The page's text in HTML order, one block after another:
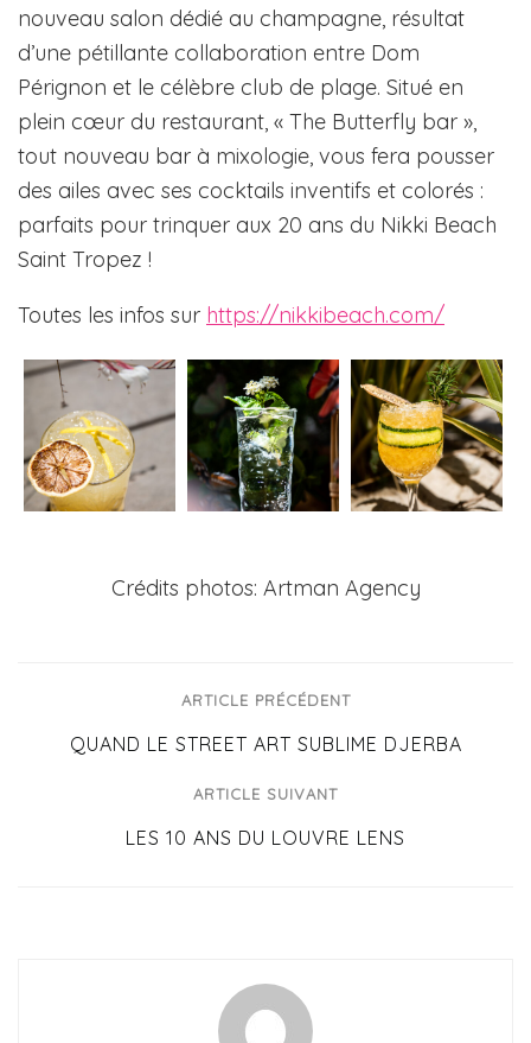
nouveau salon dédié au champagne, résultat
d’une pétillante collaboration entre Dom
Pérignon et le célèbre club de plage. Situé en
plein cœur du restaurant, « The Butterfly bar »,
tout nouveau bar à mixologie, vous fera pousser
des ailes avec ses cocktails inventifs et colorés :
parfaits pour trinquer aux 20 ans du Nikki Beach
Saint Tropez !
Toutes les infos sur https://nikkibeach.com/
Crédits photos: Artman Agency
ARTICLE PRÉCÉDENT
QUAND LE STREET ART SUBLIME DJERBA
ARTICLE SUIVANT
LES 10 ANS DU LOUVRE LENS